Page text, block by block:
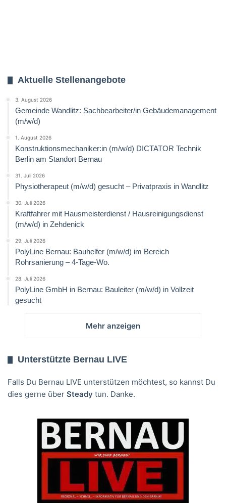
Aktuelle Stellenangebote
3. August 2026
Gemeinde Wandlitz: Sachbearbeiter/in Gebäudemanagement
(m/w/d)
1. August 2026
Konstruktionsmechaniker:in (m/w/d) DICTATOR Technik
Berlin am Standort Bernau
31. Juli 2026
Physiotherapeut (m/w/d) gesucht – Privatpraxis in Wandlitz
30. Juli 2026
Kraftfahrer mit Hausmeisterdienst / Hausreinigungsdienst
(m/w/d) in Zehdenick
29. Juli 2026
PolyLine Bernau: Bauhelfer (m/w/d) im Bereich
Rohrsanierung – 4-Tage-Wo.
28. Juli 2026
PolyLine GmbH in Bernau: Bauleiter (m/w/d) in Vollzeit
gesucht
Mehr anzeigen
Unterstützte Bernau LIVE
Falls Du Bernau LIVE unterstützen möchtest, so kannst Du
dies gerne über Steady tun. Danke.